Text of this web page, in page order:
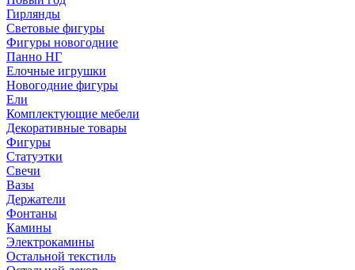
Гирлянды
Световые фигуры
Фигуры новогодние
Панно НГ
Елочные игрушки
Новогодние фигуры
Ели
Комплектующие мебели
Декоративные товары
Фигуры
Статуэтки
Свечи
Вазы
Держатели
Фонтаны
Камины
Электрокамины
Остальной текстиль